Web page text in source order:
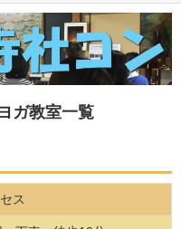
ガ教室一覧
ス